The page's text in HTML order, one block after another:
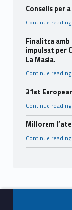
Consells per
Continue reading
Finalitza
impulsat per
La Masia.
Continue reading
31st
Continue reading
Millorem
Continue reading
Footer info sidebar